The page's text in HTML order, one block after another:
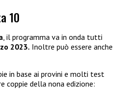
10
, il programma va in onda tutti
2023. Inoltre può essere anche
in base ai provini e molti test
coppie della nona edizione: